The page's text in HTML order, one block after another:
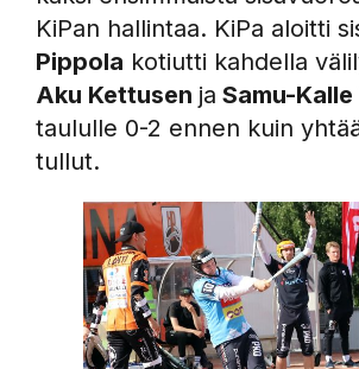
KiPan hallintaa. KiPa aloitti
Pippola kotiutti kahdella
Aku Kettusen ja Samu-
taululle 0-2 ennen kuin
tullut.